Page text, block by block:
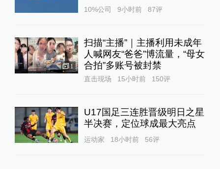
10%公司 9小时前 87评
1
扫描“主播”｜主播利用未成年
人喊网友“爸爸”博流量，“母女
合拍”多账号被封禁
直击现场 15小时前 150评
U17国足三连胜晋级明日之星
半决赛，定位球成最大亮点
运动家 18小时前 56评